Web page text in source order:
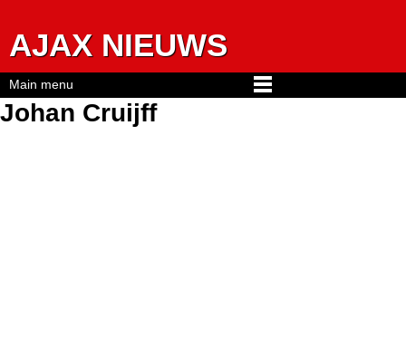
AJAX NIEUWS
Johan Cruijff
Main menu